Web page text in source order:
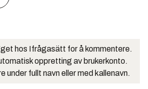
hos Ifrågasätt for å kommentere.
oppretting av brukerkonto.
under fullt navn eller med kallenavn.